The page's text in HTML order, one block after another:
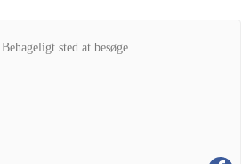
Behageligt sted at besøge....